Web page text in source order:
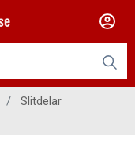
Slitdelar